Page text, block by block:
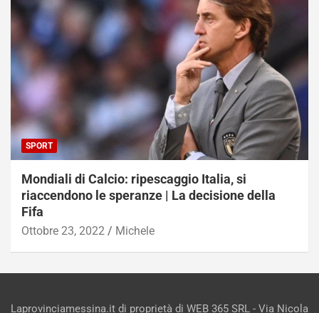
SPORT
Mondiali di Calcio: ripescaggio Italia, si
riaccendono le speranze | La decisione della
Fifa
Ottobre 23, 2022 Michele
Laprovinciamessina.it di proprietà di WEB 365 SRL - Via Nicola